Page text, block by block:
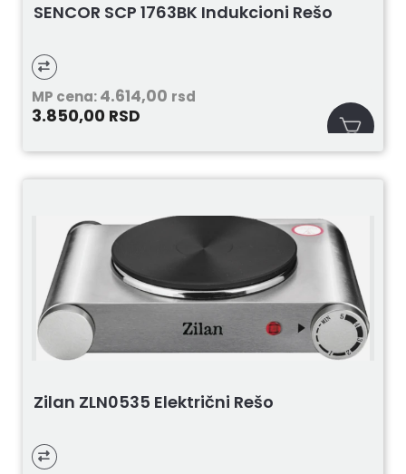
SENCOR SCP 1763BK Indukcioni Rešo
MP cena:4.614,00 rsd
3.850,00 RSD
Zilan ZLN0535 Električni Rešo